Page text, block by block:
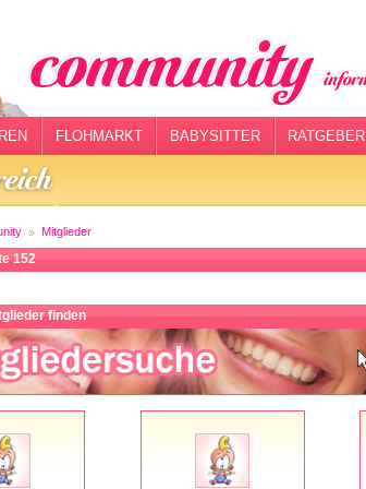
FLOHMARKT BABYSITTER RATGEBER
Mitglieder
152
finden